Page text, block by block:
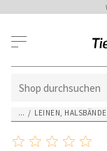
... / LEINEN,